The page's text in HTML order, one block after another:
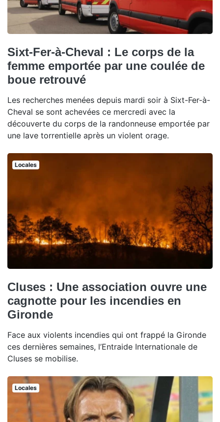
Sixt-Fer-à-Cheval : Le corps de la
femme emportée par une coulée de
boue retrouvé
Les recherches menées depuis mardi soir à Sixt-Fer-à-
Cheval se sont achevées ce mercredi avec la
découverte du corps de la randonneuse emportée par
une lave torrentielle après un violent orage.
Locales
Cluses : Une association ouvre une
cagnotte pour les incendies en
Gironde
Face aux violents incendies qui ont frappé la Gironde
ces dernières semaines, l’Entraide Internationale de
Cluses se mobilise.
Locales